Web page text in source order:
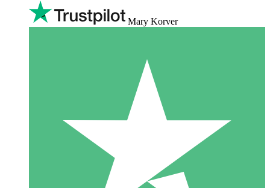
Mary Korver